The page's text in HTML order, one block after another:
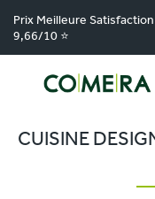
Prix Meilleure
9,66/10 ⭐
Comera Cuisines > Nos
Réalisations > Cuisine
CUISINE